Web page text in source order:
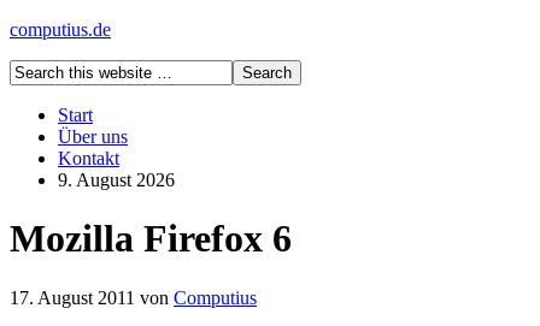
computius.de
Start
Über uns
Kontakt
9. August 2026
Mozilla Firefox 6
17. August 2011 von Computius